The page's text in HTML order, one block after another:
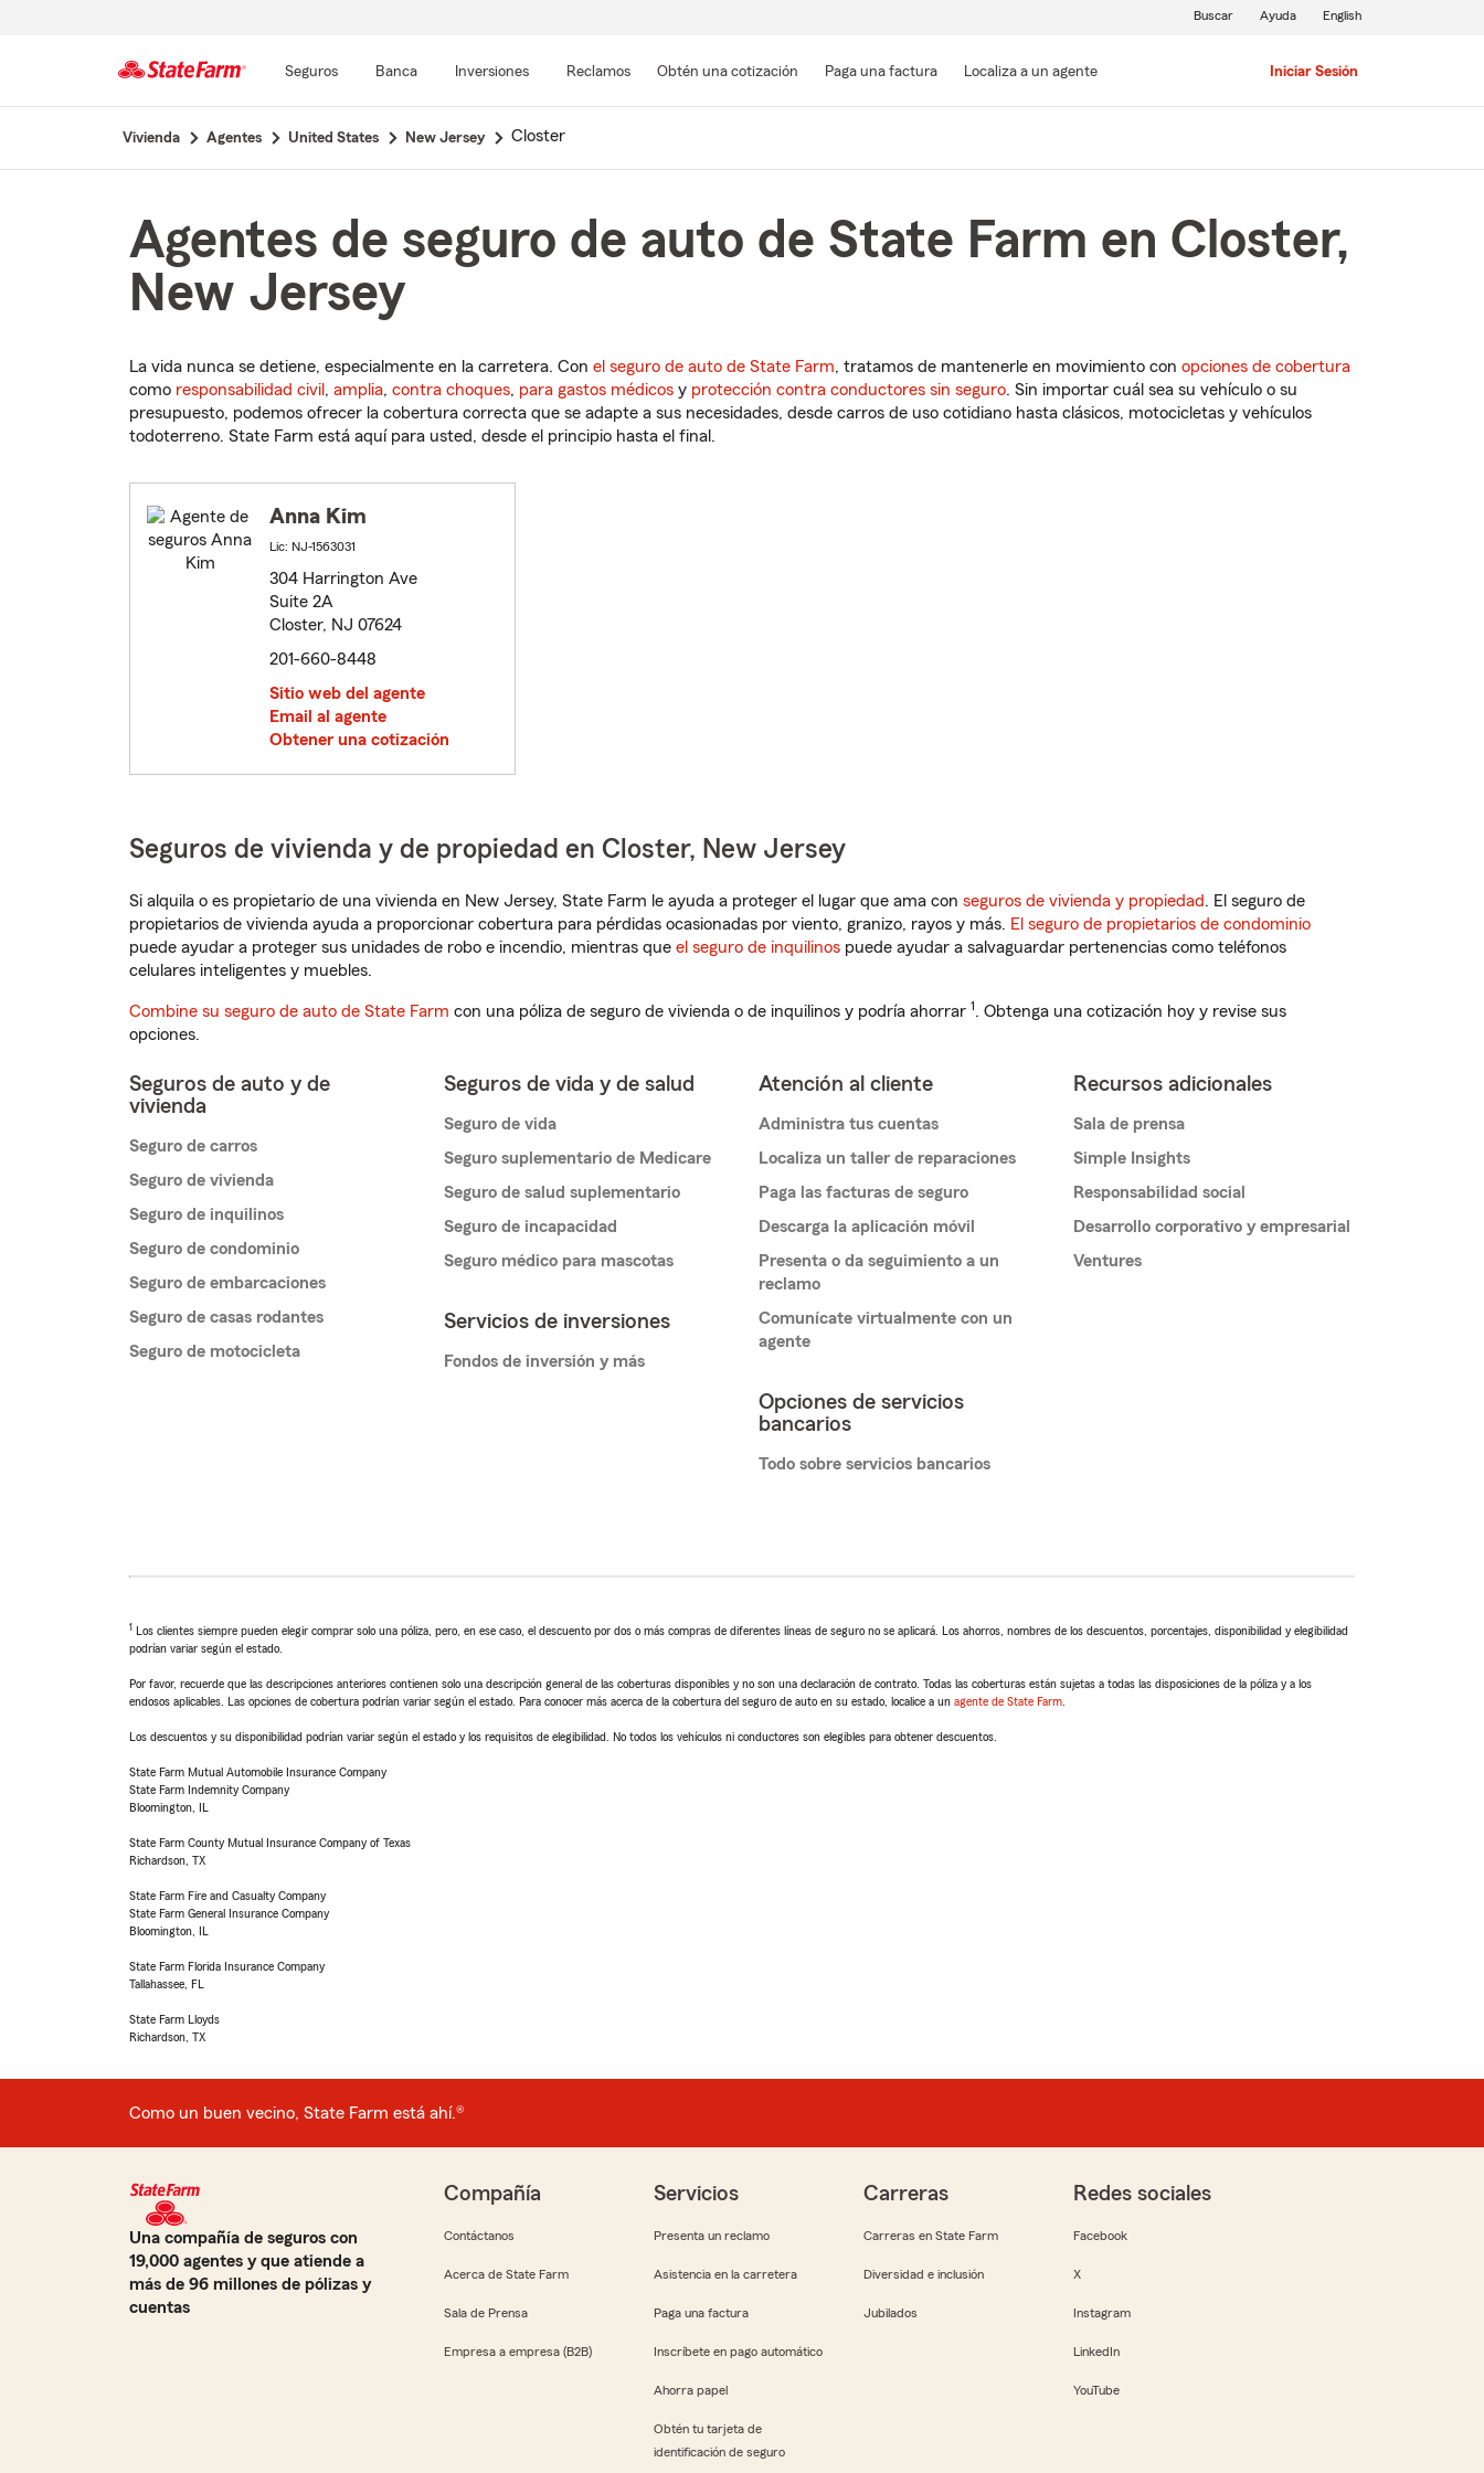
contenido
Seguros Banca Inversiones Reclamos Obtén una cotización Paga una factura Localiza a un agente Iniciar Sesión
Buscar Ayuda English
Vivienda Agentes United States New Jersey Closter
Agentes de seguro de auto de State Farm en Closter,
New Jersey
La vida nunca se detiene, especialmente en la carretera. Con el seguro de auto de State Farm, tratamos de mantenerle en movimiento con opciones de cobertura
como responsabilidad civil , amplia, contra choques, para gastos médicos y protección contra conductores sin seguro. Sin importar cuál sea su vehículo o su
presupuesto, podemos ofrecer la cobertura correcta que se adapte a sus necesidades, desde carros de uso cotidiano hasta clásicos, motocicletas y vehículos
todoterreno. State Farm está aquí para usted, desde el principio hasta el final.
Anna Kim
Lic: NJ-1563031
304 Harrington Ave
Suite 2A
Closter, NJ 07624
201-660-8448
Sitio web del agente
Email al agente
Obtener una cotización
Seguros de vivienda y de propiedad en Closter, New Jersey
Si alquila o es propietario de una vivienda en New Jersey, State Farm le ayuda a proteger el lugar que ama con seguros de vivienda y propiedad. El seguro de
propietarios de vivienda ayuda a proporcionar cobertura para pérdidas ocasionadas por viento, granizo, rayos y más. El seguro de propietarios de condominio
puede ayudar a proteger sus unidades de robo e incendio, mientras que el seguro de inquilinos puede ayudar a salvaguardar pertenencias como teléfonos
celulares inteligentes y muebles.
Combine su seguro de auto de State Farm con una póliza de seguro de vivienda o de inquilinos y podría ahorrar 1. Obtenga una cotización hoy y revise sus
opciones.
Seguros de auto y de
vivienda
Seguro de carros
Seguro de vivienda
Seguro de inquilinos
Seguro de condominio
Seguro de embarcaciones
Seguro de casas rodantes
Seguro de motocicleta
Seguros de vida y de salud
Seguro de vida
Seguro suplementario de Medicare
Seguro de salud suplementario
Seguro de incapacidad
Seguro médico para mascotas
Servicios de inversiones
Fondos de inversión y más
Atención al cliente
Administra tus cuentas
Localiza un taller de reparaciones
Paga las facturas de seguro
Descarga la aplicación móvil
Presenta o da seguimiento a un
reclamo
Comunícate virtualmente con un
agente
Opciones de servicios
bancarios
Todo sobre servicios bancarios
Recursos adicionales
Sala de prensa
Simple Insights
Responsabilidad social
Desarrollo corporativo y empresarial
Ventures
1 Los clientes siempre pueden elegir comprar solo una póliza, pero, en ese caso, el descuento por dos o más compras de diferentes líneas de seguro no se aplicará. Los ahorros, nombres de los descuentos, porcentajes, disponibilidad y elegibilidad
podrían variar según el estado.
Por favor, recuerde que las descripciones anteriores contienen solo una descripción general de las coberturas disponibles y no son una declaración de contrato. Todas las coberturas están sujetas a todas las disposiciones de la póliza y a los
endosos aplicables. Las opciones de cobertura podrían variar según el estado. Para conocer más acerca de la cobertura del seguro de auto en su estado, localice a un agente de State Farm
Los descuentos y su disponibilidad podrían variar según el estado y los requisitos de elegibilidad. No todos los vehículos ni conductores son elegibles para obtener descuentos.
State Farm Mutual Automobile Insurance Company
State Farm Indemnity Company
Bloomington, IL
State Farm County Mutual Insurance Company of Texas
Richardson, TX
State Farm Fire and Casualty Company
State Farm General Insurance Company
Bloomington, IL
State Farm Florida Insurance Company
Tallahassee, FL
State Farm Lloyds
Richardson, TX
Como un buen vecino, State Farm está ahí.®
Una compañía de seguros con
19,000 agentes y que atiende a
más de 96 millones de pólizas y
cuentas
Compañía
Contáctanos
Acerca de State Farm
Sala de Prensa
Empresa a empresa (B2B)
Servicios
Presenta un reclamo
Asistencia en la carretera
Paga una factura
Inscríbete en pago automático
Ahorra papel
Obtén tu tarjeta de
identificación de seguro
Carreras
Carreras en State Farm
Diversidad e inclusión
Jubilados
Redes sociales
Facebook
X
Instagram
LinkedIn
YouTube